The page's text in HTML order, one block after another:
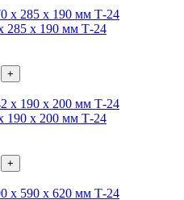
285 х 190 мм Т-24
190 х 200 мм Т-24